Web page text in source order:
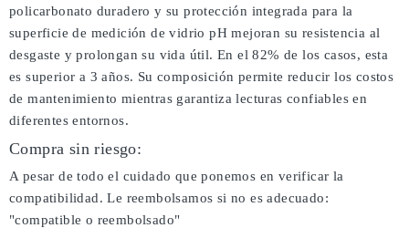
policarbonato duradero y su protección integrada para la
superficie de medición de vidrio pH mejoran su resistencia al
desgaste y prolongan su vida útil. En el 82% de los casos, esta
es superior a 3 años. Su composición permite reducir los costos
de mantenimiento mientras garantiza lecturas confiables en
diferentes entornos.
Compra sin riesgo:
A pesar de todo el cuidado que ponemos en verificar la
compatibilidad. Le reembolsamos si no es adecuado:
"compatible o reembolsado"